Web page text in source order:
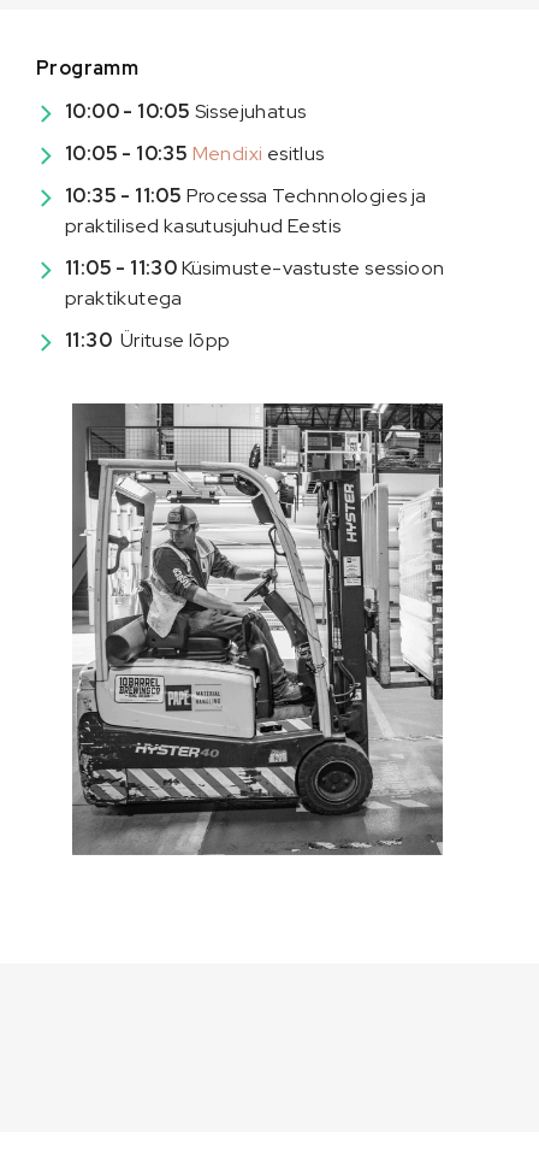
Programm
10:00 - 10:05 Sissejuhatus
10:05 - 10:35 Mendixi esitlus
10:35 - 11:05 Processa Technnologies ja
praktilised kasutusjuhud Eestis
11:05 - 11:30Küsimuste-vastuste sessioon
praktikutega
11:30 Ürituse lõpp